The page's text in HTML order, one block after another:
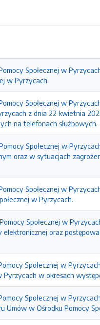
Społecznej w
w Pyrzycach.
Społecznej w
z dnia 22 kwietnia
na telefonach służbowych.
Społecznej w
oraz w sytuacjach
Społecznej w
w Pyrzycach.
Społecznej w
oraz
Społecznej w
Pyrzycach w okresach
Społecznej w
Umów w Ośrodku Pomocy